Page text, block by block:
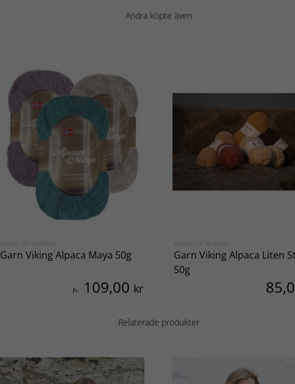
Andra köpte även
VIKING OF NORWAY
Garn Viking Alpaca Maya 50g
Fr. 109,00 kr
VIKING OF NORWAY
Garn Viking Alpaca Liten
50g
Relaterade produkter